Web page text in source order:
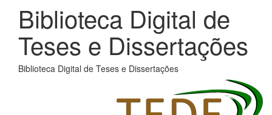
Biblioteca Digital de
Teses e Dissertações
Biblioteca Digital de Teses e Dissertações